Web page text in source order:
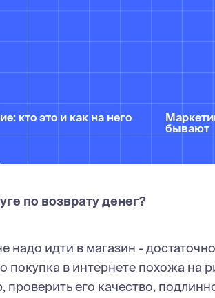
кто это и как на него
бывают
по возврату денег?
надо идти в магазин -
покупка в интернете похожа на
его качество,